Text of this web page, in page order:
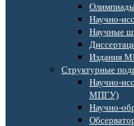
Научно-
Научные
Издания
Структурные
Научно-
МПГУ)
Научно-